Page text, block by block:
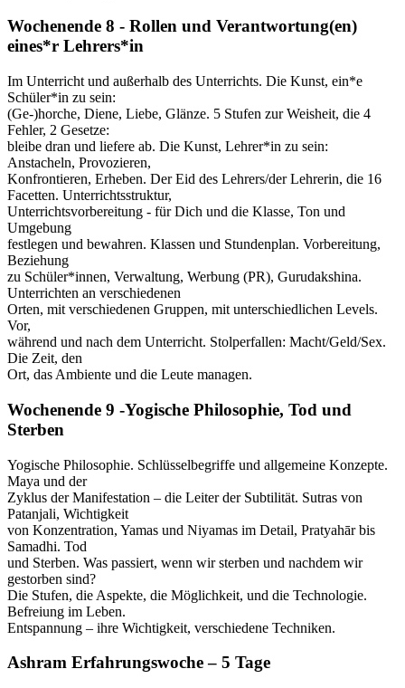
Wochenende 8 - Rollen und Verantwortung(en)
eines*r Lehrers*in
Im Unterricht und außerhalb des Unterrichts. Die Kunst, ein*e
Schüler*in zu sein:
(Ge-)horche, Diene, Liebe, Glänze. 5 Stufen zur Weisheit, die 4
Fehler, 2 Gesetze:
bleibe dran und liefere ab. Die Kunst, Lehrer*in zu sein:
Anstacheln, Provozieren,
Konfrontieren, Erheben. Der Eid des Lehrers/der Lehrerin, die 16
Facetten. Unterrichtsstruktur,
Unterrichtsvorbereitung - für Dich und die Klasse, Ton und
Umgebung
festlegen und bewahren. Klassen und Stundenplan. Vorbereitung,
Beziehung
zu Schüler*innen, Verwaltung, Werbung (PR), Gurudakshina.
Unterrichten an verschiedenen
Orten, mit verschiedenen Gruppen, mit unterschiedlichen Levels.
Vor,
während und nach dem Unterricht. Stolperfallen: Macht/Geld/Sex.
Die Zeit, den
Ort, das Ambiente und die Leute managen.
Wochenende 9 -Yogische Philosophie, Tod und
Sterben
Yogische Philosophie. Schlüsselbegriffe und allgemeine Konzepte.
Maya und der
Zyklus der Manifestation – die Leiter der Subtilität. Sutras von
Patanjali, Wichtigkeit
von Konzentration, Yamas und Niyamas im Detail, Pratyahār bis
Samadhi. Tod
und Sterben. Was passiert, wenn wir sterben und nachdem wir
gestorben sind?
Die Stufen, die Aspekte, die Möglichkeit, und die Technologie.
Befreiung im Leben.
Entspannung – ihre Wichtigkeit, verschiedene Techniken.
Ashram Erfahrungswoche – 5 Tage